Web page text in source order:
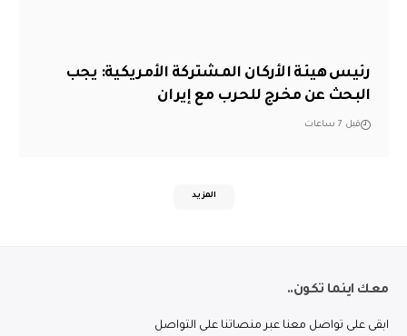
رئيس هيئة الأركان المشتركة الأمريكية: يجب
البحث عن مخرج للحرب مع إيران
قبل 7 ساعات
المزيد
معك اينما تكون..
ابقى على تواصل معنا عبر منصاتنا على التواصل